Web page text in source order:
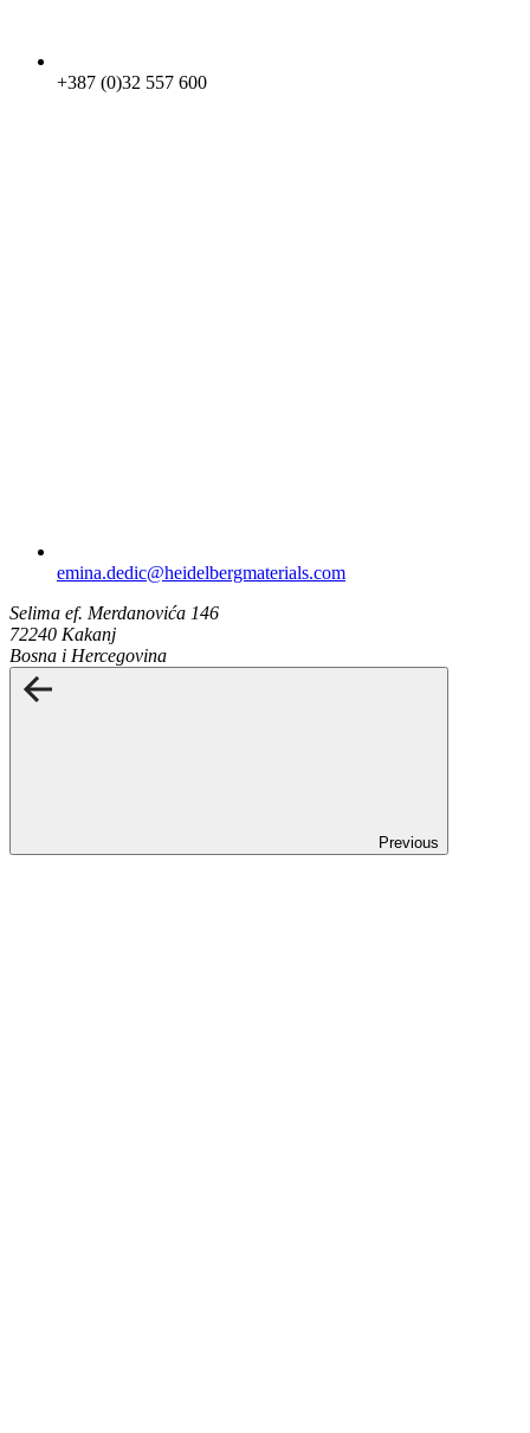
+387 (0)32 557 600
emina.dedic​@heidelbergmaterials.com
Selima ef. Merdanovića 146
72240 Kakanj
Bosna i Hercegovina
Previous